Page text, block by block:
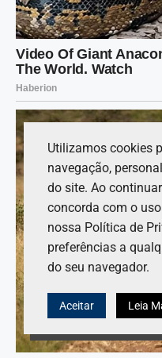
Utilizamos cookies
navegação,
do site. Ao
concorda com o
nossa Política de
preferências a
do seu navegador.
Aceitar Leia